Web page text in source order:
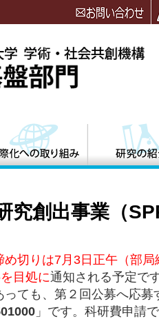
創出事業（
め切りは7月3日正午（部局
目処に通知される予定です
も、第２回公募へ応募
」です。科研費申請